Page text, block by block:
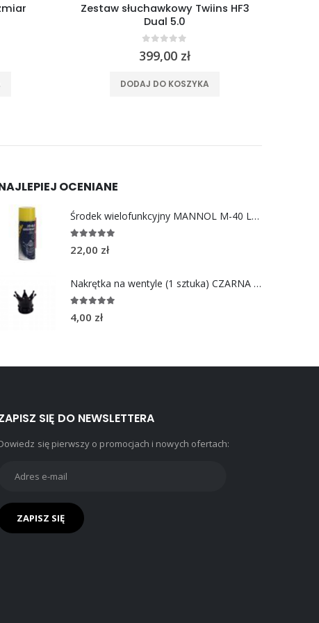
HF3
Uchwyt do smartfona z ładowarką
indukcyjną Midland MH-Pro
out of 5
299,00 zł
DOWIEDZ SIĘ WIĘCEJ
OCENIANE
Środek wielofunkcyjny MANNOL M-40 LUBRICANT 450ml
out of 5
22,00 zł
Nakrętka na wentyle (1 sztuka) CZARNA KORONA
out of 5
4,00 zł
SIĘ DO NEWSLETTERA
się pierwszy o promocjach i nowych ofertach: